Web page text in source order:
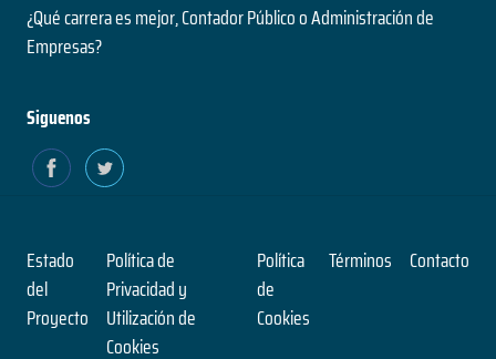
¿Qué carrera es mejor, Contador Público o Administración de
Empresas?
Siguenos
Estado
del
Proyecto
Política de
Privacidad y
Utilización de
Cookies
Política
de
Cookies
Términos Contacto